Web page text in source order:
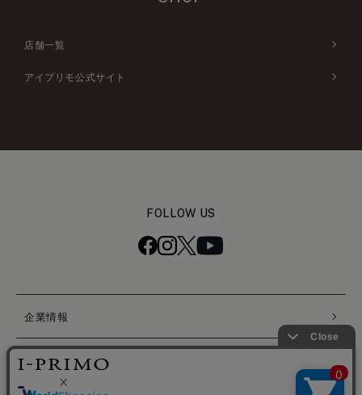
店舗一覧
アイプリモ公式サイト
FOLLOW US
企業情報
個人情報保護ポリシー